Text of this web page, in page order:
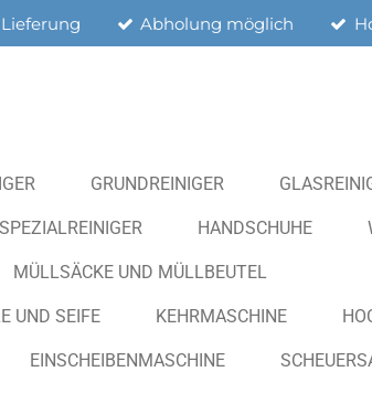
Abholung möglich
GRUNDREINIGER
SPEZIALREINIGER HANDSCHUHE
MÜLLSÄCKE UND MÜLLBEUTEL
UND SEIFE KEHRMASCHINE
EINSCHEIBENMASCHINE